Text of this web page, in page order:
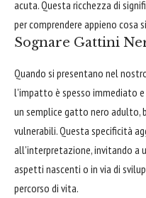
acuta. Questa ricchezza di
per comprendere appieno cosa
Sognare Gattini
Quando si presentano nel
l'impatto è spesso immediato
un semplice gatto nero adulto,
vulnerabili. Questa specificità
all'interpretazione, invitando a
aspetti nascenti o in via di
percorso di vita.